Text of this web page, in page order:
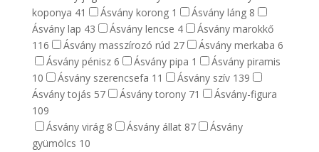
koponya 41 Ásvány korong 1 Ásvány láng 8
Ásvány lap 43 Ásvány lencse 4
Ásvány marokkő
116
Ásvány masszírozó rúd 27 Ásvány merkaba 6
Ásvány pénisz 6 Ásvány pipa 1
Ásvány piramis
10
Ásvány szerencsefa 11 Ásvány szív 139
Ásvány tojás 57 Ásvány torony 71
Ásvány-figura
109
Ásvány virág 8 Ásvány állat 87
Ásvány
gyümölcs 10